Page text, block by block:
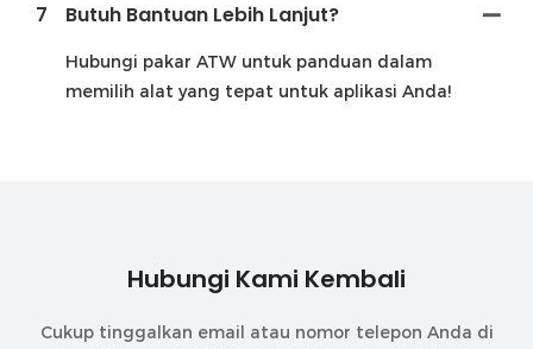
7 Butuh Bantuan Lebih Lanjut?
Hubungi pakar ATW untuk panduan dalam
memilih alat yang tepat untuk aplikasi Anda!
Hubungi Kami Kembali
Cukup tinggalkan email atau nomor telepon Anda di